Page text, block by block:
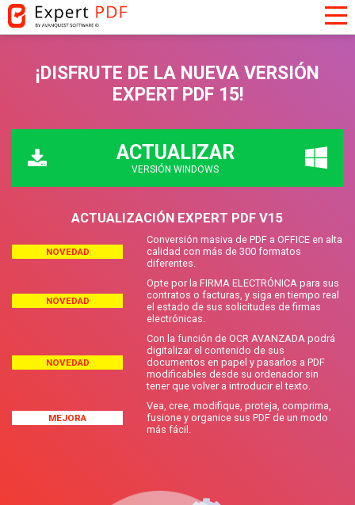
¡DISFRUTE DE LA NUEVA VERSIÓN
EXPERT PDF 15!
ACTUALIZAR
VERSIÓN WINDOWS
ACTUALIZACIÓN EXPERT PDF V15
NOVEDAD
Conversión masiva de PDF a OFFICE en alta
calidad con más de 300 formatos
diferentes.
NOVEDAD
Opte por la FIRMA ELECTRÓNICA para sus
contratos o facturas, y siga en tiempo real
el estado de sus solicitudes de firmas
electrónicas.
NOVEDAD
Con la función de OCR AVANZADA podrá
digitalizar el contenido de sus
documentos en papel y pasarlos a PDF
modificables desde su ordenador sin
tener que volver a introducir el texto.
MEJORA
Vea, cree, modifique, proteja, comprima,
fusione y organice sus PDF de un modo
más fácil.